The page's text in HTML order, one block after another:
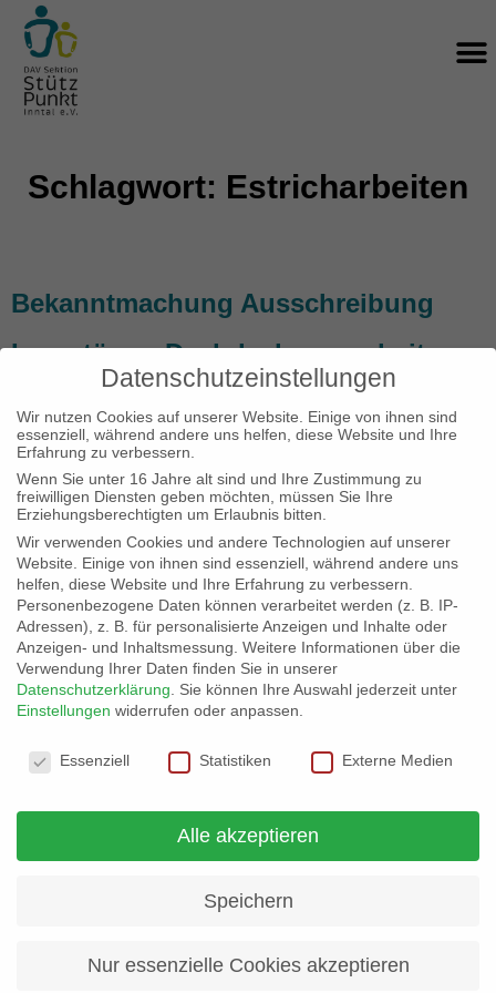
Zum
Inhalt
springen
Schlagwort: Estricharbeiten
Bekanntmachung Ausschreibung
Innentüren, Dachdeckungsarbeiten,
Estricharbeiten, Malerarbeiten
In Kürze startet die Ausschreibung nach VOB
für die Innentüren, Dachdeckungsarbeiten,
Stahlbau- und Schlosserarbeiten,
Estricharbeiten, Malerarbeiten. Informationen
und Details finden interessierte Firmen hier:
Kletterhalle Basislager – Ausschreibung 3.15-
3.19
Weiterlesen...
Kontakt & Infos
Datenschutzeinstellungen
Wir nutzen Cookies auf unserer Website. Einige von ihnen sind
essenziell, während andere uns helfen, diese Website und Ihre
Erfahrung zu verbessern.
Wenn Sie unter 16 Jahre alt sind und Ihre Zustimmung zu
freiwilligen Diensten geben möchten, müssen Sie Ihre
Erziehungsberechtigten um Erlaubnis bitten.
Wir verwenden Cookies und andere Technologien auf unserer
Website. Einige von ihnen sind essenziell, während andere uns
helfen, diese Website und Ihre Erfahrung zu verbessern.
Personenbezogene Daten können verarbeitet werden (z. B. IP-
Adressen), z. B. für personalisierte Anzeigen und Inhalte oder
Anzeigen- und Inhaltsmessung. Weitere Informationen über die
Verwendung Ihrer Daten finden Sie in unserer
Datenschutzerklärung. Sie können Ihre Auswahl jederzeit unter
Einstellungen widerrufen oder anpassen.
Essenziell
Statistiken Externe Medien
Alle akzeptieren
Speichern
Nur essenzielle Cookies akzeptieren